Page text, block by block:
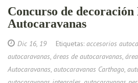
Concurso de decoración
Autocaravanas
Dic 16, 19Etiquetas: accesorios
autocaravanas, áreas de autocaravanas,
Autocaravanas, autocaravanas Carthago,